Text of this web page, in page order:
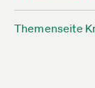
Themenseite